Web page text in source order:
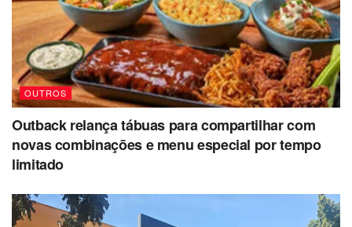
OUTROS
Outback relança tábuas para compartilhar com
novas combinações e menu especial por tempo
limitado